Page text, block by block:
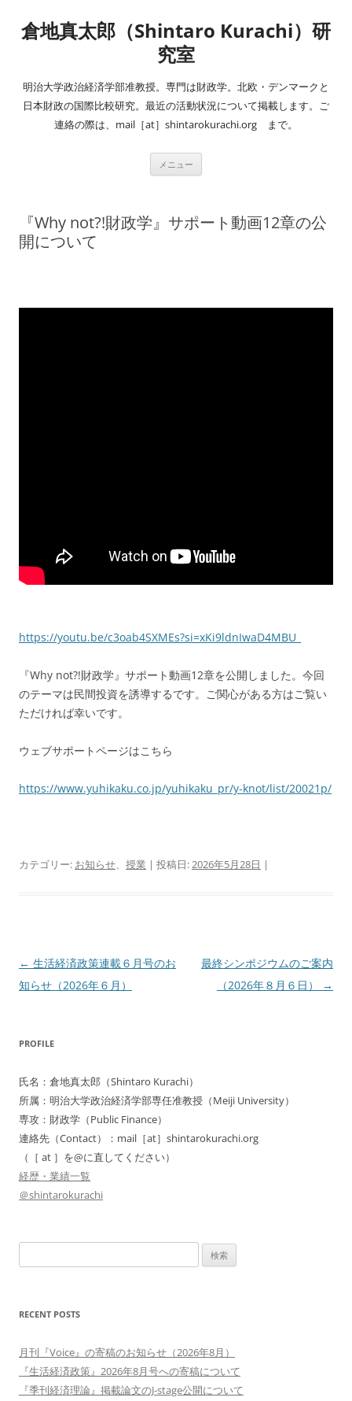
テ
ン
キ
ッ
プ
倉地真太郎（Shintaro Kurachi）研
究室
明治大学政治経済学部准教授。専門は財政学。北欧・デンマークと
日本財政の国際比較研究。最近の活動状況について掲載します。ご
連絡の際は、mail［at］shintarokurachi.org まで。
メニュー
『Why not?!財政学』サポート動画12章の公
開について
https://youtu.be/c3oab4SXMEs?si=xKi9ldnIwaD4MBU_
『Why not?!財政学』サポート動画12章を公開しました。今回
のテーマは民間投資を誘導するです。ご関心がある方はご覧い
ただければ幸いです。
ウェブサポートページはこちら
https://www.yuhikaku.co.jp/yuhikaku_pr/y-knot/list/20021p/
カテゴリー: お知らせ、 授業 | 投稿日:2026年5月28日 |
投
稿
ゲ
ー
シ
ョ
ン
← 生活経済政策連載６月号のお
知らせ（2026年６月）
最終シンポジウムのご案内
（2026年８月６日）
→
PROFILE
氏名：倉地真太郎（Shintaro Kurachi）
所属：明治大学政治経済学部専任准教授（Meiji University）
専攻：財政学（Public Finance）
連絡先（Contact）：mail［at］shintarokurachi.org
（［ at ］を@に直してください）
経歴・業績一覧
＠shintarokurachi
索:
RECENT POSTS
月刊『Voice』の寄稿のお知らせ（2026年8月）
『生活経済政策』2026年8月号への寄稿について
『季刊経済理論』掲載論文のJ-stage公開について